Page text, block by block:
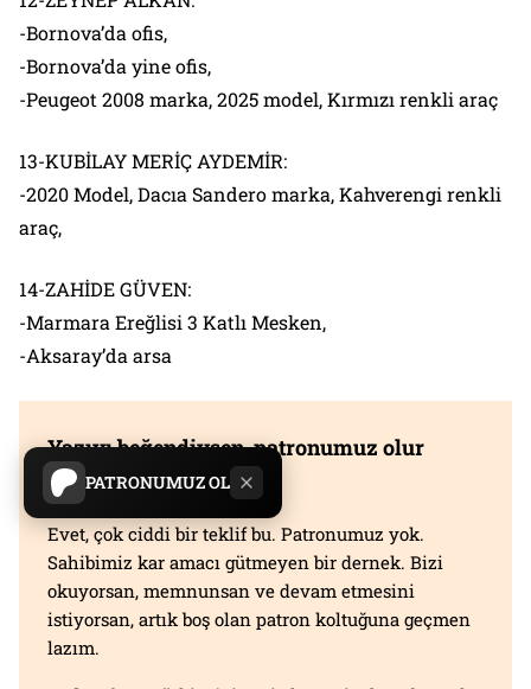
PATRONUMUZ OL
-Bornova’da ofis,
-Bornova’da yine ofis,
-Peugeot 2008 marka, 2025 model, Kırmızı renkli araç
13-KUBİLAY MERİÇ AYDEMİR:
-2020 Model, Dacıa Sandero marka, Kahverengi renkli
araç,
14-ZAHİDE GÜVEN:
-Marmara Ereğlisi 3 Katlı Mesken,
-Aksaray’da arsa
Yazıyı beğendiysen, patronumuz olur
musun?
Evet, çok ciddi bir teklif bu. Patronumuz yok.
Sahibimiz kar amacı gütmeyen bir dernek. Bizi
okuyorsan, memnunsan ve devam etmesini
istiyorsan, artık boş olan patron koltuğuna geçmen
lazım.